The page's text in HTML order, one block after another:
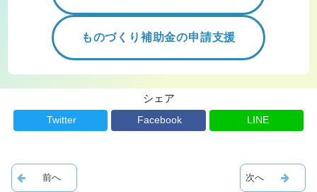
ものづくり補助金の申請支援
シェア
Twitter Facebook LINE